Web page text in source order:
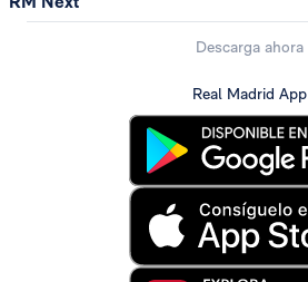
Descarga ahora
Real Madrid App